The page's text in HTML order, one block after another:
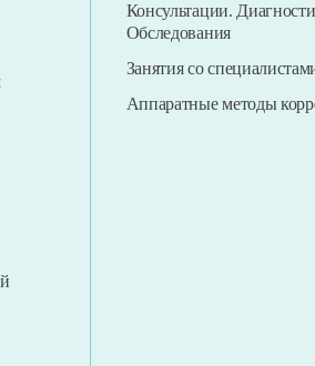
Консультации.
Обследования
Занятия со
Аппаратные методы